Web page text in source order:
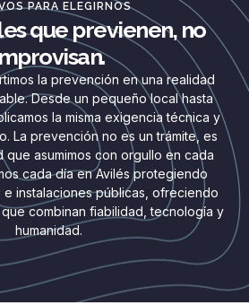
PARA ELEGIRNOS
que previenen, no
la prevención en una realidad
Desde un pequeño local hasta
la misma exigencia técnica y
La prevención no es un trámite, es
que asumimos con orgullo en cada
cada día en Avilés protegiendo
e instalaciones públicas, ofreciendo
combinan fiabilidad, tecnología y
humanidad.